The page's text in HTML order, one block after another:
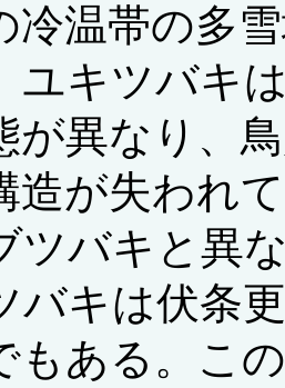
冷温帯の多
ユキツバキ
が異なり、
造が失われ
ツバキと異
バキは伏条
もある。こ